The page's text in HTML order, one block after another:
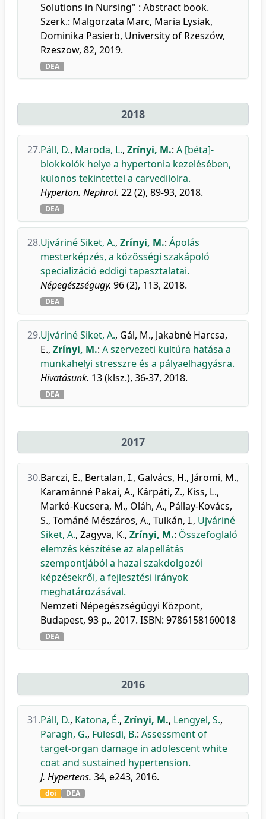
Solutions in Nursing" : Abstract book.
Szerk.: Malgorzata Marc, Maria Lysiak,
Dominika Pasierb, University of Rzeszów,
Rzeszow, 82, 2019.
DEA
2018
27.Páll, D., Maroda, L., Zrínyi, M.: A [béta]-
blokkolók helye a hypertonia kezelésében,
különös tekintettel a carvedilolra.
Hyperton. Nephrol. 22 (2), 89-93, 2018.
DEA
28.Ujváriné Siket, A., Zrínyi, M.: Ápolás
mesterképzés, a közösségi szakápoló
specializáció eddigi tapasztalatai.
Népegészségügy. 96 (2), 113, 2018.
DEA
29.Ujváriné Siket, A., Gál, M., Jakabné Harcsa,
E., Zrínyi, M.: A szervezeti kultúra hatása a
munkahelyi stresszre és a pályaelhagyásra.
Hivatásunk. 13 (klsz.), 36-37, 2018.
DEA
2017
30.Barczi, E., Bertalan, I., Galvács, H., Járomi, M.,
Karamánné Pakai, A., Kárpáti, Z., Kiss, L.,
Markó-Kucsera, M., Oláh, A., Pállay-Kovács,
S., Tománé Mészáros, A., Tulkán, I., Ujváriné
Siket, A., Zagyva, K., Zrínyi, M.: Összefoglaló
elemzés készítése az alapellátás
szempontjából a hazai szakdolgozói
képzésekről, a fejlesztési irányok
meghatározásával.
Nemzeti Népegészségügyi Központ,
Budapest, 93 p., 2017. ISBN: 9786158160018
DEA
2016
31.Páll, D., Katona, É., Zrínyi, M., Lengyel, S.,
Paragh, G., Fülesdi, B.: Assessment of
target-organ damage in adolescent white
coat and sustained hypertension.
J. Hypertens. 34, e243, 2016.
doi DEA